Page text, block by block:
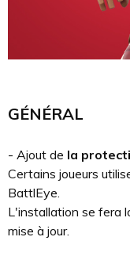
GÉNÉRAL
- Ajout de la
Certains joueurs
BattlEye.
L'installation se fera
mise à jour.